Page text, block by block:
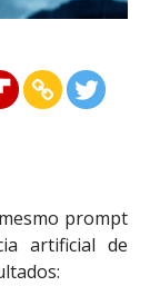
prompt
artificial de